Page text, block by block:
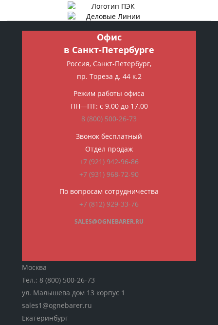
Офис
в Санкт-Петербурге
Россия, Санкт-Петербург,
пр. Тореза д. 44 к.2
Режим работы офиса
ПН—ПТ: с 9.00 до 17.00
8 (800) 500-26-73
Звонок бесплатный
Отдел продаж
+7 (921) 942-96-86
+7 (931) 968-72-90
По вопросам сотрудничества
+7 (812) 929-33-76
SALES@OGNEBARER.RU
Москва
Тел.: 8 (800) 500-26-73
ул. Малышева дом 13 корпус 1
sales1@ognebarer.ru
Екатеринбург